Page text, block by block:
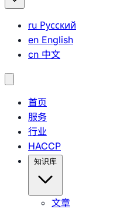
ru Русский
en English
cn 中文
首页
服务
行业
HACCP
知识库
文章